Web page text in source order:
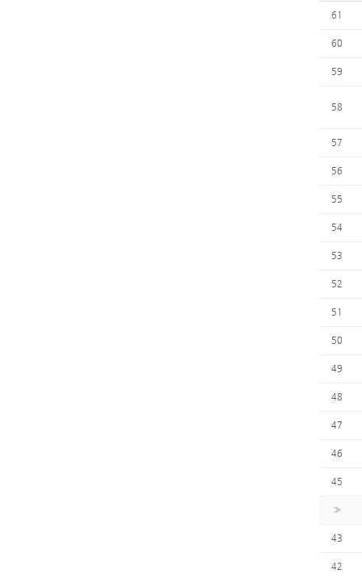
61
60
59
58
57
56
55
54
53
52
51
50
49
48
47
46
45
»
43
42